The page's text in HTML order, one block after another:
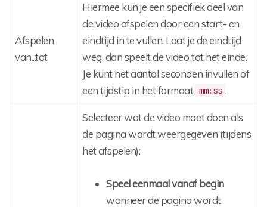
Afspelen
van...tot
Hiermee kun je een specifiek deel van
de video afspelen door een start- en
eindtijd in te vullen. Laat je de eindtijd
weg, dan speelt de video tot het einde.
Je kunt het aantal seconden invullen of
een tijdstip in het formaat mm:ss .
Selecteer wat de video moet doen als
de pagina wordt weergegeven (tijdens
het afspelen):
Speel eenmaal vanaf begin
wanneer de pagina wordt